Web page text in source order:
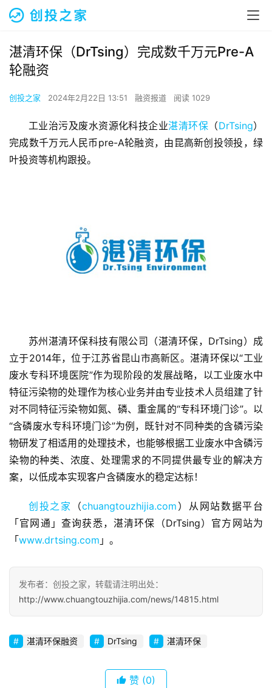
首
页
融
资
报
道
业
观
察
初
创
湛清环保（DrTsing）完成数千万元Pre-A
轮融资
创投之家 2024年2月22日 13:51 融资报道 阅读 1029
工业治污及废水资源化科技企业湛清环保 （DrTsing）
完成数千万元人民币pre-A轮融资，由昆高新创投领投，绿
叶投资等机构跟投。
苏州湛清环保科技有限公司（湛清环保，DrTsing）成
立于2014年，位于江苏省昆山市高新区。湛清环保以“工业
废水专科环境医院”作为现阶段的发展战略，以工业废水中
特征污染物的处理作为核心业务并由专业技术人员组建了针
对不同特征污染物如氮、磷、重金属的“专科环境门诊”。以
“含磷废水专科环境门诊”为例，既针对不同种类的含磷污染
物研发了相适用的处理技术，也能够根据工业废水中含磷污
染物的种类、浓度、处理需求的不同提供最专业的解决方
案，以低成本实现客户含磷废水的稳定达标！
创投之家 （chuangtouzhijia.com ）从网站数据平台
「官网通」查询获悉，湛清环保（DrTsing）官方网站为
「www.drtsing.com 」。
发布者：创投之家，转载请注明出处：
http://www.chuangtouzhijia.com/news/14815.html
湛清环保融资 DrTsing 湛清环保
赞 (0)